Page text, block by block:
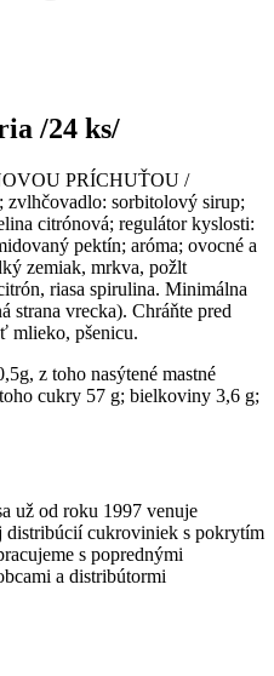
/24 ks/
PRÍCHUŤOU /
sorbitolový sirup;
citrónová; regulátor kyslosti:
pektín; aróma; ovocné a
zemiak, mrkva, požlt
riasa spirulina. Minimálna
vrecka). Chráňte pred
mlieko, pšenicu.
z toho nasýtené mastné
cukry 57 g; bielkoviny 3,6 g;
už od roku 1997 venuje
distribúcií cukroviniek s pokrytím
s poprednými
a distribútormi